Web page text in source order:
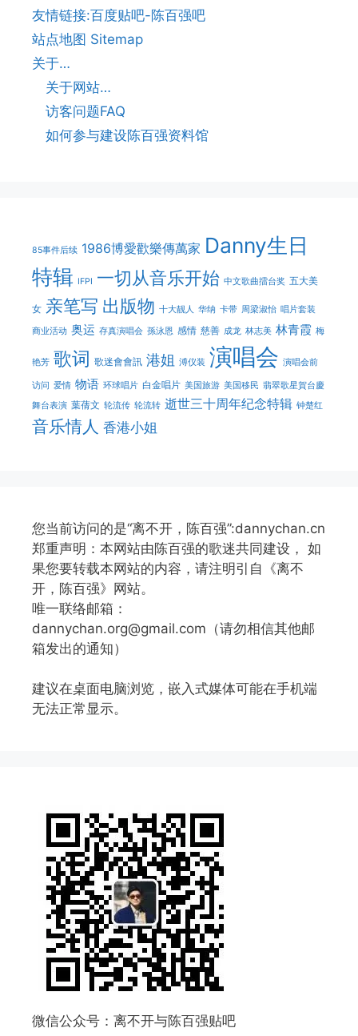
友情链接:百度贴吧-陈百强吧
站点地图 Sitemap
关于…
关于网站…
访客问题FAQ
如何参与建设陈百强资料馆
85事件后续 1986博愛歡樂傳萬家 Danny生日
特辑 IFPI 一切从音乐开始 中文歌曲擂台奖 五大美
女 亲笔写 出版物 十大靓人 华纳 卡带 周梁淑怡 唱片套装
商业活动 奥运 存真演唱会 孫泳恩 感情 慈善 成龙 林志美 林青霞 梅
艳芳 歌词 歌迷會會訊 港姐 溥仪装 演唱会 演唱会前
访问 爱情 物语 环球唱片 白金唱片 美国旅游 美国移民 翡翠歌星賀台慶
舞台表演 葉蒨文 轮流传 轮流转 逝世三十周年纪念特辑 钟楚红
音乐情人 香港小姐
您当前访问的是“离不开，陈百强”:dannychan.cn
郑重声明：本网站由陈百强的歌迷共同建设， 如
果您要转载本网站的内容，请注明引自《离不
开，陈百强》网站。
唯一联络邮箱：
dannychan.org@gmail.com（请勿相信其他邮
箱发出的通知）
建议在桌面电脑浏览，嵌入式媒体可能在手机端
无法正常显示。
微信公众号：离不开与陈百强贴吧